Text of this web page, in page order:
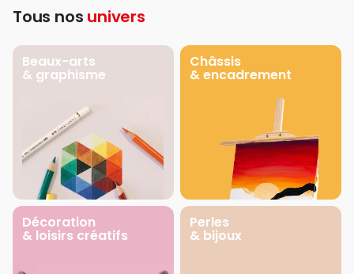
Tous nos univers
Beaux-arts
& graphisme
Châssis
& encadrement
Décoration
& loisirs créatifs
Perles
& bijoux